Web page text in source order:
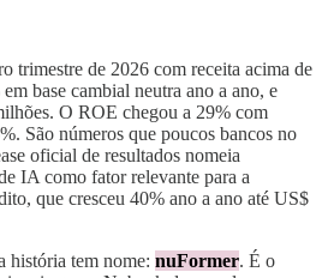
trimestre de 2026 com receita acima de
base cambial neutra ano a ano, e
O ROE chegou a 29% com
São números que poucos bancos no
oficial de resultados nomeia
IA como fator relevante para a
que cresceu 40% ano a ano até US$
história tem nome: nuFormer. É o